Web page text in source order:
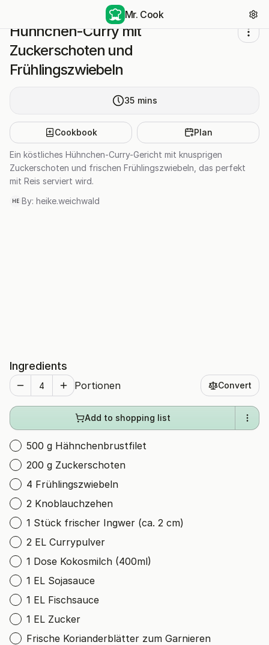
Hühnchen-Curry mit
Zuckerschoten und
Frühlingszwiebeln
35 mins
Cookbook Plan
Ein köstliches Hühnchen-Curry-Gericht mit knusprigen
Zuckerschoten und frischen Frühlingszwiebeln, das perfekt
mit Reis serviert wird.
HE By: heike.weichwald
Ingredients
Portionen Convert
Add to shopping list
500 g Hähnchenbrustfilet
200 g Zuckerschoten
4 Frühlingszwiebeln
2 Knoblauchzehen
1 Stück frischer Ingwer (ca. 2 cm)
2 EL Currypulver
1 Dose Kokosmilch (400ml)
1 EL Sojasauce
1 EL Fischsauce
1 EL Zucker
Frische Korianderblätter zum Garnieren
Mr. Cook